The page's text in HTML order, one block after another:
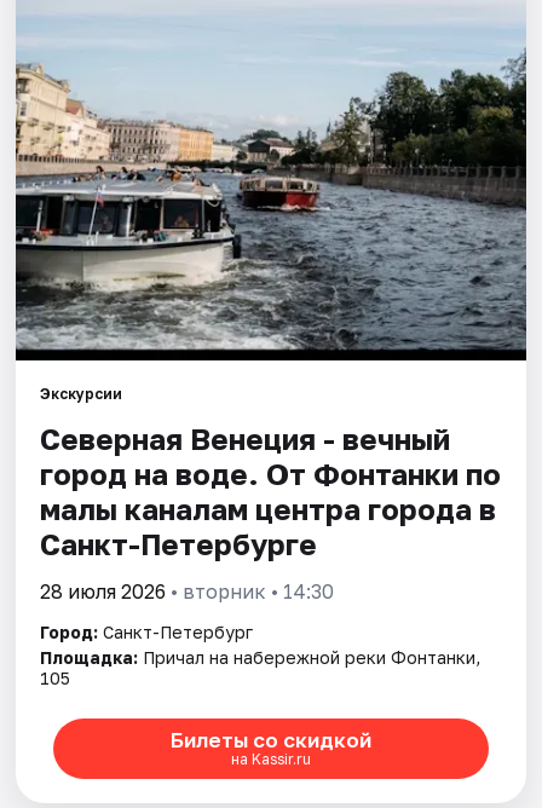
Площадки
Артисты
Рейтинги
Экскурсии
Северная Венеция - вечный
город на воде. От Фонтанки по
малы каналам центра города в
Санкт-Петербурге
28 июля 2026 • вторник • 14:30
Город: Санкт-Петербург
Площадка: Причал на набережной реки Фонтанки,
105
Билеты со скидкой
на Kassir.ru